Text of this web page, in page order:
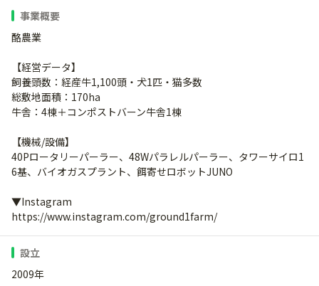
事業概要
酪農業
【経営データ】
飼養頭数：経産牛1,100頭・犬1匹・猫多数
総敷地面積：170ha
牛舎：4棟＋コンポストバーン牛舎1棟
【機械/設備】
40Pロータリーパーラー、48Wパラレルパーラー、タワーサイロ1
6基、バイオガスプラント、餌寄せロボットJUNO
▼Instagram
https://www.instagram.com/ground1farm/
設立
2009年